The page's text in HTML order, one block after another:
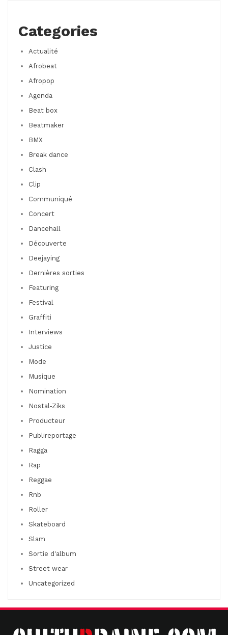
Categories
Actualité
Afrobeat
Afropop
Agenda
Beat box
Beatmaker
BMX
Break dance
Clash
Clip
Communiqué
Concert
Dancehall
Découverte
Deejaying
Dernières sorties
Featuring
Festival
Graffiti
Interviews
Justice
Mode
Musique
Nomination
Nostal-Ziks
Producteur
Publireportage
Ragga
Rap
Reggae
Rnb
Roller
Skateboard
Slam
Sortie d'album
Street wear
Uncategorized